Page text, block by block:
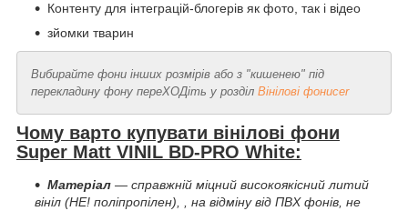
Контенту для інтеграцій-блогерів як фото, так і відео
зйомки тварин
Вибирайте фони інших розмірів або з "кишенею" під
перекладину фону переХОДіть у розділ Вінілові фониcer
Чому варто купувати вінілові фони
Super Matt VINIL BD-PRO White:
Матеріал — справжній міцний високоякісний литий
вініл (НЕ! поліпропілен), , на відміну від ПВХ фонів, не